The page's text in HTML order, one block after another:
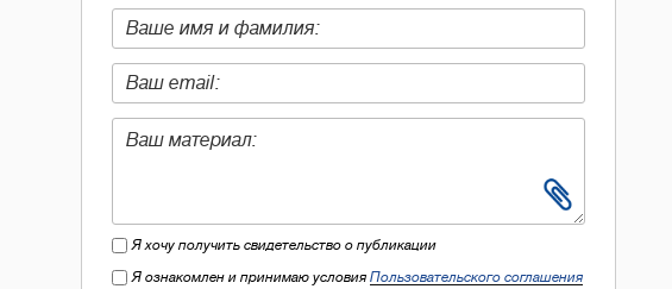
Я хочу получить свидетельство о публикации
Я ознакомлен и принимаю условия Пользовательского соглашения